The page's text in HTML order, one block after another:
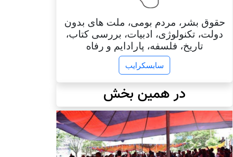
حقوق بشر، مردم بومی، ملت های بدون
دولت، تکنولوژی، ادبیات، بررسی کتاب،
تاریخ، فلسفه، پارادایم و رفاه
سابسکرایب
در همین بخش